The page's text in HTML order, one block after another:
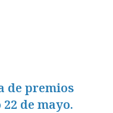
de premios
de mayo.